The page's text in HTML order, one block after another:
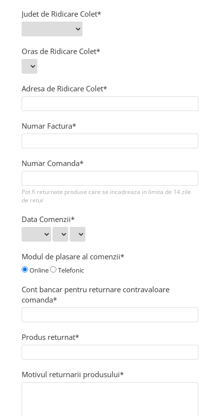
Barci, vapoare, ambarcatiuni
Decoratiuni care se agata
Tablouri
Judet de Ridicare Colet*
Oras de Ridicare Colet*
Adresa de Ridicare Colet*
Numar Factura*
Numar Comanda*
Pot fi returnate produse care se incadreaza in limita de 14 zile
de retur
Data Comenzii*
Modul de plasare al comenzii*
Online Telefonic
Cont bancar pentru returnare contravaloare
comanda*
Produs returnat*
Motivul returnarii produsului*